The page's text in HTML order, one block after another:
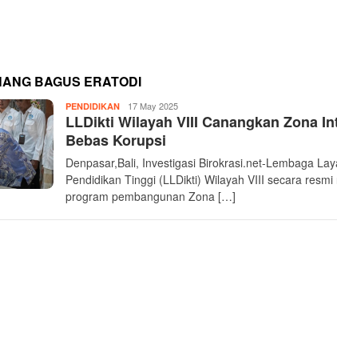
BAGUS ERATODI
PENDIDIKAN InvestigasiBirokrasi
17 May 2025
LLDikti Wilayah VIII Canangkan Zona
Bebas Korupsi
Denpasar,Bali, Investigasi Birokrasi.net-Lembaga
Pendidikan Tinggi (LLDikti) Wilayah VIII secara
program pembangunan Zona […]